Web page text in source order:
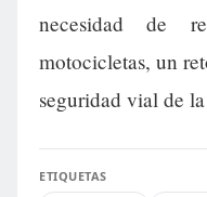
necesidad de
motocicletas, un
seguridad vial de
ETIQUETAS